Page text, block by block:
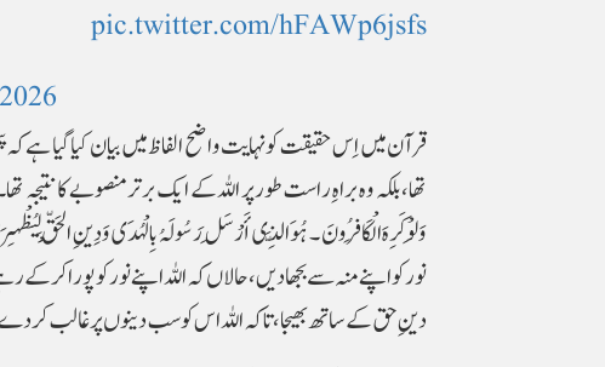
pic.twitter.com/hFAWp6jsfs
قرآن میں اِس حقیقت کو نہایت واضح الفاظ میں بیان کیا گیا ہے کہ
تھا، بلکہ وہ براہِ راست طورپر اللہ کے ایک برتر منصوبے کا نتیجہ
نور کو اپنے منہ سے بجھا دیں، حالاں کہ اللہ اپنے نور کو پورا
دینِ حق کے ساتھ بھیجا، تاکہ اللہ اس کو سب دینوں پر غالب کردے،